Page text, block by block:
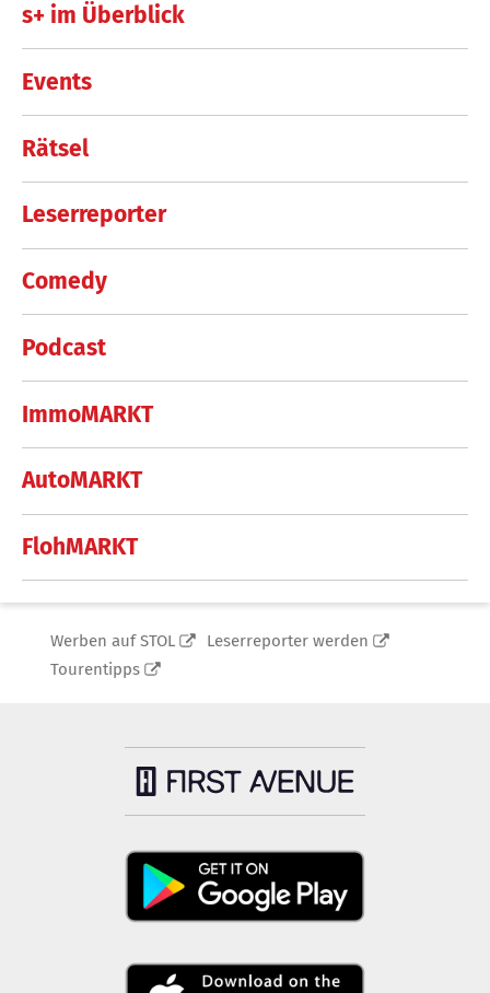
s+ im Überblick
Events
Rätsel
Leserreporter
Comedy
Podcast
ImmoMARKT
AutoMARKT
FlohMARKT
Werben auf STOL
Leserreporter werden
Tourentipps